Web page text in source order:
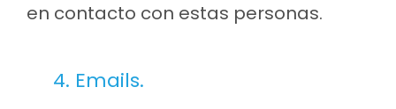
en contacto con estas personas.
4. Emails.